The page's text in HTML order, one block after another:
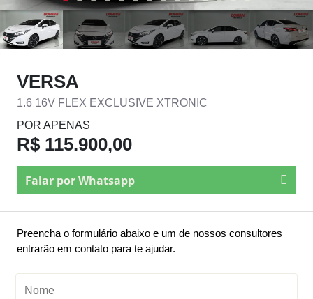
VERSA
1.6 16V FLEX EXCLUSIVE XTRONIC
POR APENAS
R$ 115.900,00
Falar por Whatsapp
Preencha o formulário abaixo e um de nossos consultores
entrarão em contato para te ajudar.